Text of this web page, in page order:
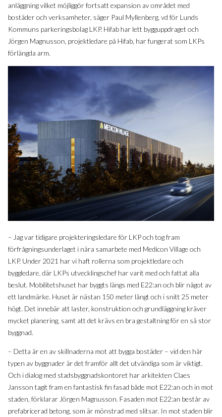
anläggning vilket möjliggör fortsatt expansion av området med
bostäder och verksamheter, säger Paul Myllenberg, vd för Lunds
Kommuns parkeringsbolag LKP. Hifab har lett bygguppdraget och
Jörgen Magnusson, projektledare på Hifab, har fungerat som LKPs
förlängda arm.
– Jag var tidigare projekteringsledare för LKP och tog fram
förfrågningsunderlaget i nära samarbete med Medicon Village och
LKP. Under 2021 har vi haft rollerna som projektledare och
byggledare, där LKPs utvecklingschef har varit med och fattat alla
beslut. Mobilitetshuset har byggts längs med E22:an och blir något av
ett landmärke. Huset är nästan 150 meter långt och i snitt 25 meter
högt. Det innebär att laster, konstruktion och grundläggning kräver
mycket planering, samt att det krävs en bra gestaltning för en så stor
byggnad.
– Detta är en av skillnaderna mot att bygga bostäder – vid den här
typen av byggnader är det framför allt det utvändiga som är viktigt.
Och i dialog med stadsbyggnadskontoret har arkitekten Claes
Jansson tagit fram en fantastisk fin fasad både mot E22:an och in mot
staden, förklarar Jörgen Magnusson. Fasaden mot E22:an består av
prefabricerad betong, som är mönstrad med slitsar. In mot staden blir